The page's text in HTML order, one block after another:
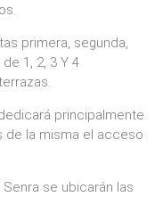
primera, segunda,
1, 2, 3 Y 4
principalmente
de la misma el acceso
se ubicarán las